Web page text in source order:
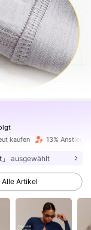
kaufen 13% Anstieg
ausgewählt
Alle Artikel